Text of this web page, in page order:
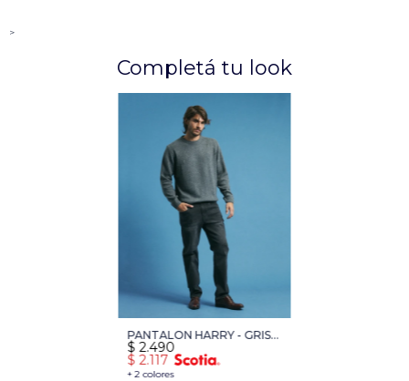
>
Completá tu look
PANTALON HARRY - GRIS
OSCURO
+ 2 colores
$ 2.490
$ 2.117